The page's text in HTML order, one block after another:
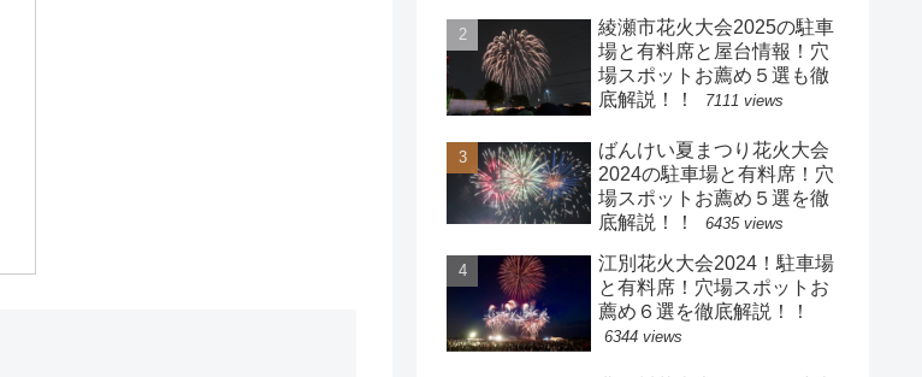
綾瀬市花火大会2025の駐車
場と有料席と屋台情報！穴
場スポットお薦め５選も徹
底解説！！
7111 views
ばんけい夏まつり花火大会
2024の駐車場と有料席！穴
場スポットお薦め５選を徹
底解説！！
6435 views
江別花火大会2024！駐車場
と有料席！穴場スポットお
薦め６選を徹底解説！！
6344 views